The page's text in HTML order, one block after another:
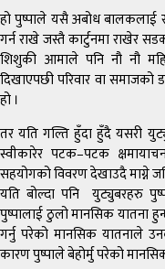
हो पुष्पाले यसै अबोध बालकलाई
गर्न राखे जस्तै कार्टुनमा राखेर
शिशुकी आमाले पनि नौ नौ
दिखाएपछी परिवार वा समाजको
हो ।
तर यति गल्ति हुँदा हुँदै यसरी
स्वीकारेर पटक–पटक
सहयोगको विवरण देखाउदै माग्ने
यति बोल्दा पनि युट्युबरहरु
पुष्पालाई ठुलो मानसिक यातना
गर्नु परेको मानसिक यातनाले
कारण पुष्पाले बेहोर्मु परेको